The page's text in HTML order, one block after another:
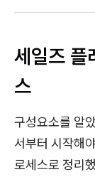
세일즈 플
스
구성요소를 알
서부터 시작해
로세스로 정리